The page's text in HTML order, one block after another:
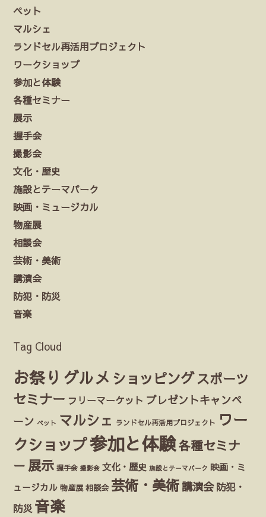
ペット
マルシェ
ランドセル再活用プロジェクト
ワークショップ
参加と体験
各種セミナー
展示
握手会
撮影会
文化・歴史
施設とテーマパーク
映画・ミュージカル
物産展
相談会
芸術・美術
講演会
防犯・防災
音楽
Tag Cloud
お祭り グルメ ショッピングスポーツ
セミナー フリーマーケット プレゼントキャンペ
ーン ペット マルシェ ランドセル再活用プロジェクト ワー
クショップ参加と体験各種セミナ
ー 展示 握手会 撮影会 文化・歴史 施設とテーマパーク 映画・ミ
ュージカル 物産展 相談会 芸術・美術 講演会 防犯・
防災 音楽